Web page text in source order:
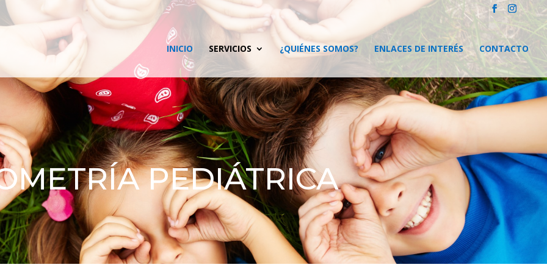
INICIO SERVICIOS ¿QUIÉNES SOMOS? ENLACES DE INTERÉS CONTACTO
PEDIÁTRICA